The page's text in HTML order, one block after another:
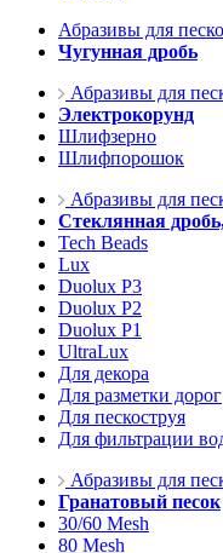
Абразивы для
Чугунная дробь
Абразивы для
Электрокорунд
Шлифзерно
Шлифпорошок
Абразивы для
Стеклянная
Tech Beads
Lux
Duolux P3
Duolux P2
Duolux P1
UltraLux
Для декора
Для разметки дорог
Для пескоструя
Для фильтрации
Абразивы для
Гранатовый песок
30/60 Mesh
80 Mesh